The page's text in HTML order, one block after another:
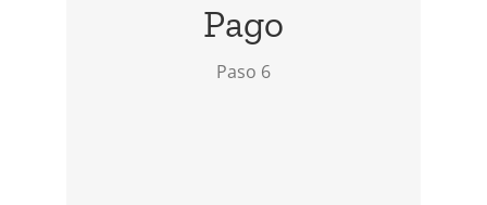
Pago
Paso 6
Con la confirmación de la aprobación
proceda a realizar el pago y
presentar el comprobante de pago